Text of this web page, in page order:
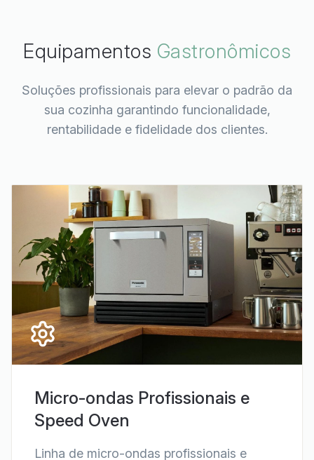
Equipamentos Gastronômicos
Soluções profissionais para elevar o padrão da
sua cozinha garantindo funcionalidade,
rentabilidade e fidelidade dos clientes.
Micro-ondas Profissionais e
Speed Oven
Linha de micro-ondas profissionais e